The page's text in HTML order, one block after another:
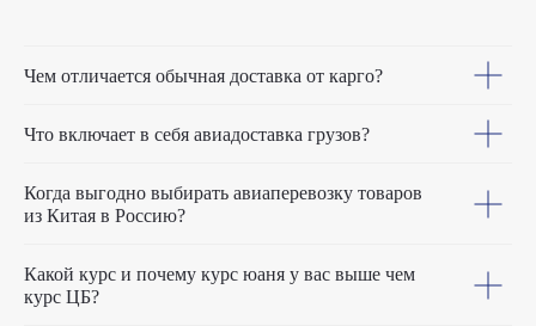
Чем отличается обычная доставка от карго?
Что включает в себя авиадоставка грузов?
Когда выгодно выбирать авиаперевозку товаров
из Китая в Россию?
Какой курс и почему курс юаня у вас выше чем
курс ЦБ?